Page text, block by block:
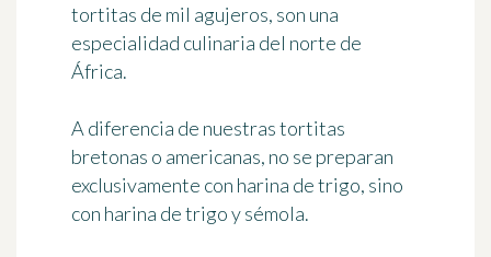
tortitas de mil agujeros, son una
especialidad culinaria del norte de
África.
A diferencia de nuestras tortitas
bretonas o americanas, no se preparan
exclusivamente con harina de trigo, sino
con harina de trigo y sémola.